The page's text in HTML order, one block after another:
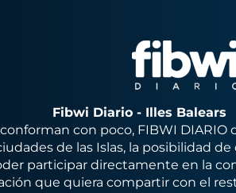
Fibwi Diario - Illes Balears
con poco, FIBWI
de las Islas, la posibilidad
participar directamente en la
que quiera compartir con el